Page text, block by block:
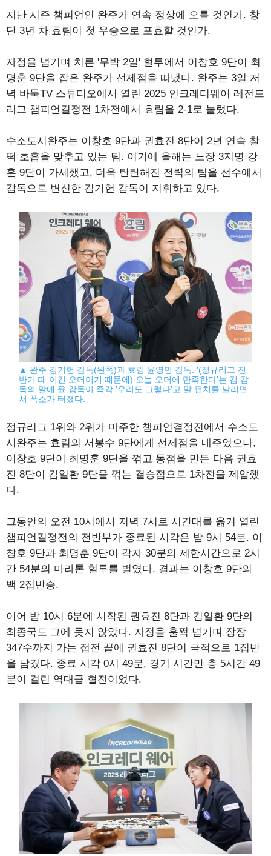
지난 시즌 챔피언인 완주가 연속 정상에 오를 것인가. 창
단 3년 차 효림이 첫 우승으로 포효할 것인가.
자정을 넘기며 치른 '무박 2일' 혈투에서 이창호 9단이 최
명훈 9단을 잡은 완주가 선제점을 따냈다. 완주는 3일 저
녁 바둑TV 스튜디오에서 열린 2025 인크레디웨어 레전드
리그 챔피언결정전 1차전에서 효림을 2-1로 눌렀다.
수소도시완주는 이창호 9단과 권효진 8단이 2년 연속 찰
떡 호흡을 맞추고 있는 팀. 여기에 올해는 노장 3지명 강
훈 9단이 가세했고, 더욱 탄탄해진 전력의 팀을 선수에서
감독으로 변신한 김기헌 감독이 지휘하고 있다.
▲ 완주 김기헌 감독(왼쪽)과 효림 윤영민 감독. '(정규리그 전
반기 때 이긴 오더이기 때문에) 오늘 오더에 만족한다'는 김 감
독의 말에 윤 감독이 즉각 '우리도 그렇다'고 말 펀치를 날리면
서 폭소가 터졌다.
정규리그 1위와 2위가 마주한 챔피언결정전에서 수소도
시완주는 효림의 서봉수 9단에게 선제점을 내주었으나,
이창호 9단이 최명훈 9단을 꺾고 동점을 만든 다음 권효
진 8단이 김일환 9단을 꺾는 결승점으로 1차전을 제압했
다.
그동안의 오전 10시에서 저녁 7시로 시간대를 옮겨 열린
챔피언결정전의 전반부가 종료된 시각은 밤 9시 54분. 이
창호 9단과 최명훈 9단이 각자 30분의 제한시간으로 2시
간 54분의 마라톤 혈투를 벌였다. 결과는 이창호 9단의
백 2집반승.
이어 밤 10시 6분에 시작된 권효진 8단과 김일환 9단의
최종국도 그에 못지 않았다. 자정을 훌쩍 넘기며 장장
347수까지 가는 접전 끝에 권효진 8단이 극적으로 1집반
을 남겼다. 종료 시각 0시 49분, 경기 시간만 총 5시간 49
분이 걸린 역대급 혈전이었다.